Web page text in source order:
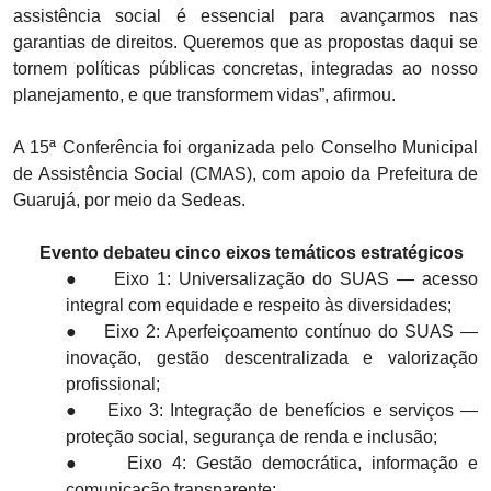
assistência social é essencial para avançarmos nas
garantias de direitos. Queremos que as propostas daqui se
tornem políticas públicas concretas, integradas ao nosso
planejamento, e que transformem vidas”, afirmou.
A 15ª Conferência foi organizada pelo Conselho Municipal
de Assistência Social (CMAS), com apoio da Prefeitura de
Guarujá, por meio da Sedeas.
Evento debateu cinco eixos temáticos estratégicos
●
Eixo 1: Universalização do SUAS — acesso
integral com equidade e respeito às diversidades;
●
Eixo 2: Aperfeiçoamento contínuo do SUAS —
inovação, gestão descentralizada e valorização
profissional;
●
Eixo 3: Integração de benefícios e serviços —
proteção social, segurança de renda e inclusão;
●
Eixo 4: Gestão democrática, informação e